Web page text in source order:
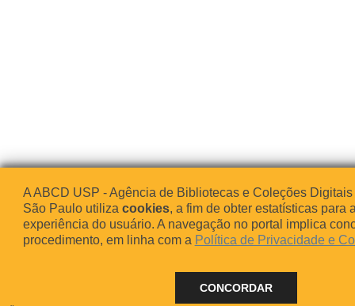
A ABCD USP - Agência de Bibliotecas e Coleções
São Paulo utiliza cookies, a fim de obter estatísticas para
experiência do usuário. A navegação no portal implica
procedimento, em linha com a Política de Privacidade e
CONCORDAR